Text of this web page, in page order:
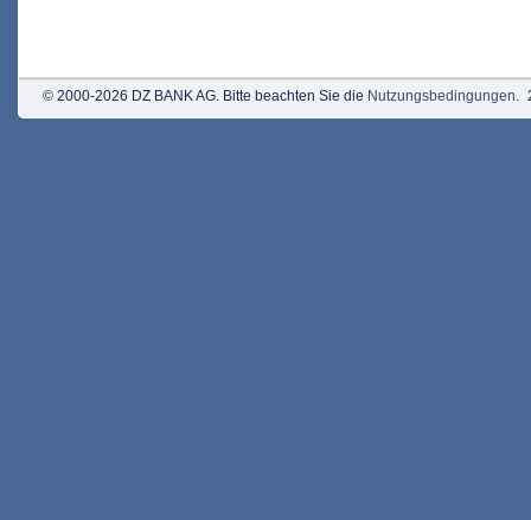
© 2000-2026 DZ BANK AG. Bitte beachten Sie die Nutzungsbedingungen.